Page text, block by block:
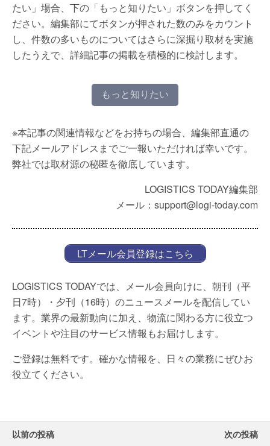
たい」場合、下の「もっと知りたい」ボタンを押してく
ださい。編集部にてボタンが押された数のみをカウント
し、件数の多いものについてはさらに深掘り取材を実施
したうえで、詳細記事の掲載を積極的に検討します。
もっと知りたい
※本記事の関連情報などをお持ちの場合、編集部直通の
下記メールアドレスまでご一報いただければ幸いです。
弊社では取材源の秘匿を徹底しています。
LOGISTICS TODAY編集部
メール：support@logi-today.com
LTメール会員登録はこちら
LOGISTICS TODAYでは、メール会員向けに、朝刊（平
日7時）・夕刊（16時）のニュースメールを配信してい
ます。業界の最新動向に加え、物流に関わる方に役立つ
イベントや注目のサービス情報もお届けします。
ご登録は無料です。確かな情報を、日々の業務にぜひお
役立てください。
以前の投稿 次の投稿